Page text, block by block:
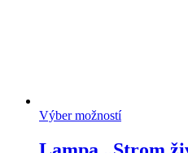
Výber možností